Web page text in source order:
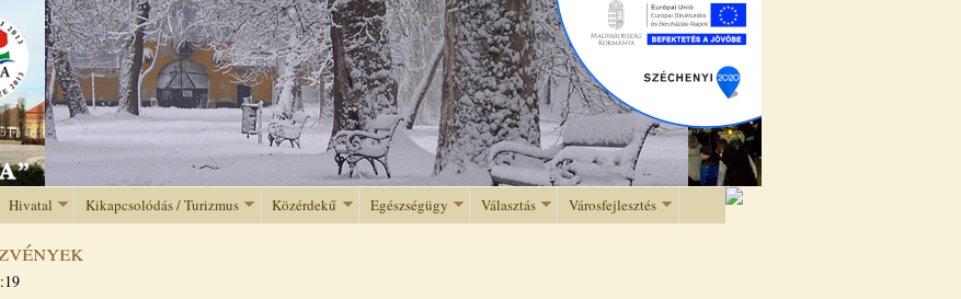
Jump to navigation
Hivatal Kikapcsolódás / Turizmus Közérdekű Egészségügy Választás Városfejlesztés